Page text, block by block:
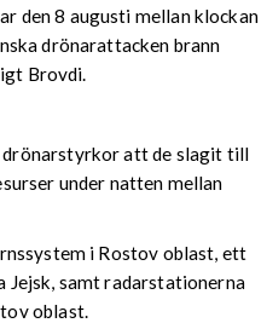
den 8 augusti mellan klockan
drönarattacken brann
Brovdi.
att de slagit till
under natten mellan
i Rostov oblast, ett
samt radarstationerna
oblast.